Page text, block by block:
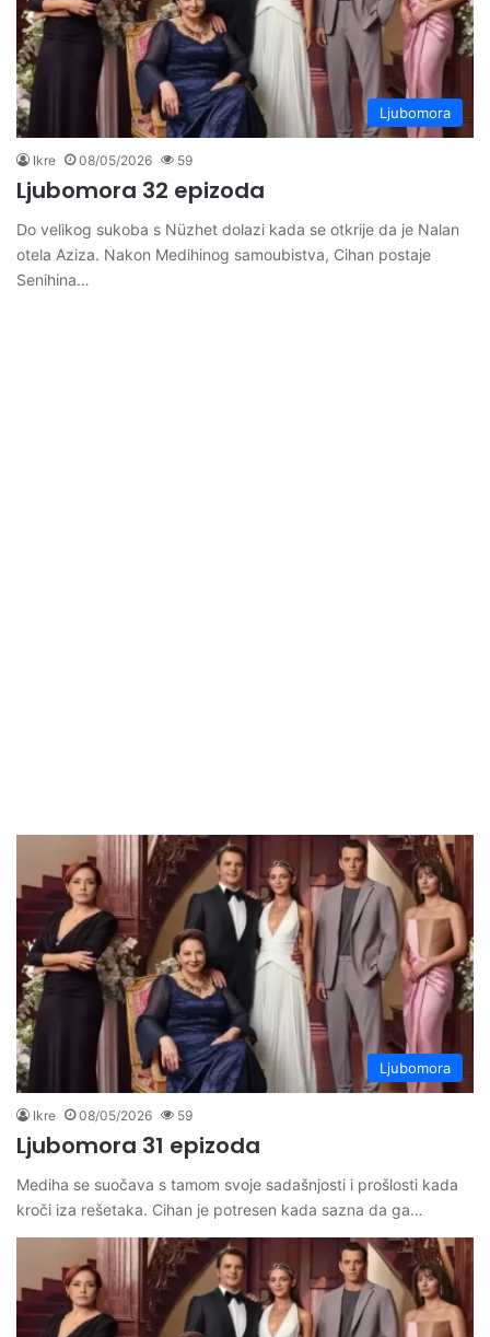
Ljubomora
Ikre 08/05/2026 59
Ljubomora 32 epizoda
Do velikog sukoba s Nüzhet dolazi kada se otkrije da je Nalan
otela Aziza. Nakon Medihinog samoubistva, Cihan postaje
Senihina…
Ljubomora
Ikre 08/05/2026 59
Ljubomora 31 epizoda
Mediha se suočava s tamom svoje sadašnjosti i prošlosti kada
kroči iza rešetaka. Cihan je potresen kada sazna da ga…